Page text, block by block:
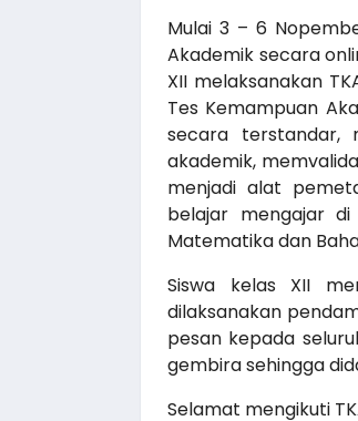
Mulai 3 – 6
Akademik secara
XII melaksanakan
Tes Kemampuan
secara terstandar,
akademik,
menjadi alat
belajar mengajar
Matematika dan
Siswa kelas XII
dilaksanakan
pesan kepada
gembira sehingga
Selamat mengikuti